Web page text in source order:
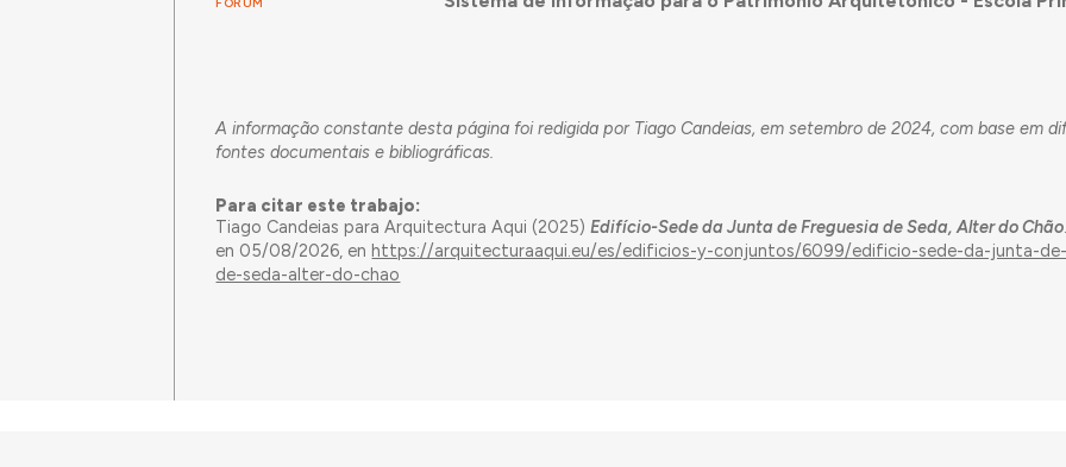
A informação constante desta página foi redigida por Tiago Candeias, em setembro de 2024, com base em
fontes documentais e bibliográficas.
Para citar este trabajo:
Tiago Candeias para Arquitectura Aqui (2025)Edifício-Sede da Junta de Freguesia de Seda, Alter do Chão
en 05/08/2026, en https://arquitecturaaqui.eu/es/edificios-y-conjuntos/6099/edificio-sede-da-junta-
de-seda-alter-do-chao